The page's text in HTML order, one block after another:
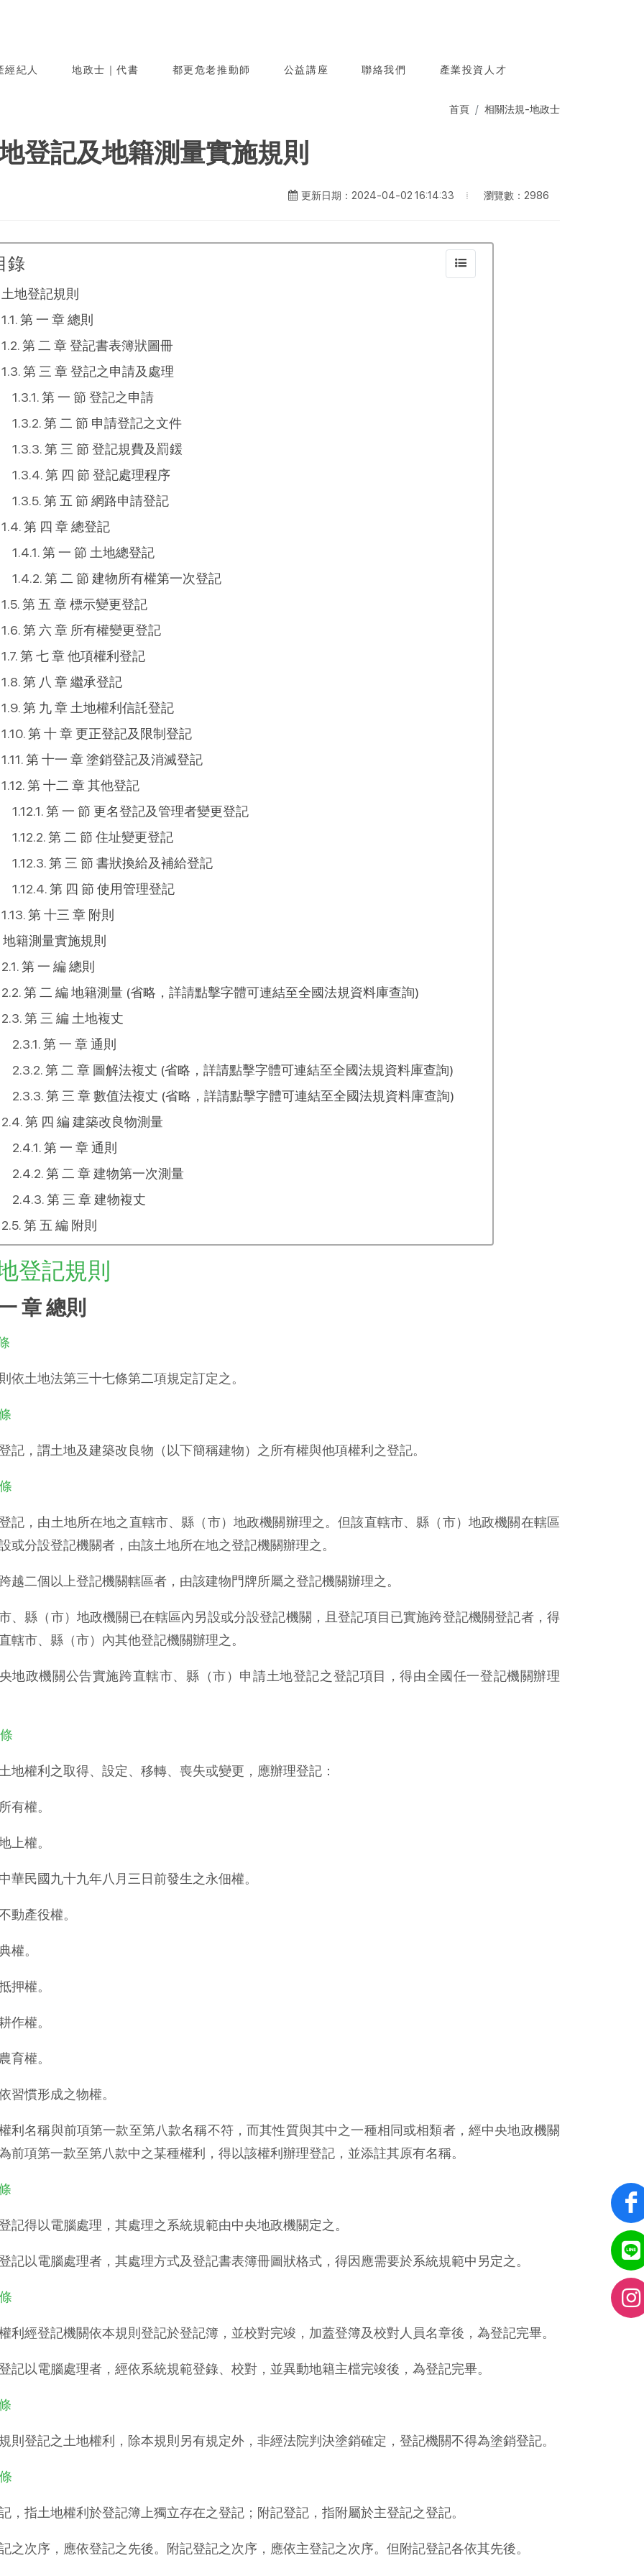
經紀人 地政士｜代書 都更危老推動師 公益講座 聯絡我們 產業投資人才
首頁 相關法規-地政士
登記及地籍測量實施規則
更新日期：2024-04-02 16:14:33 瀏覽數：2986
錄
土地登記規則
第 一 章 總則
第 二 章 登記書表簿狀圖冊
第 三 章 登記之申請及處理
第 一 節 登記之申請
第 二 節 申請登記之文件
第 三 節 登記規費及罰鍰
第 四 節 登記處理程序
第 五 節 網路申請登記
第 四 章 總登記
第 一 節 土地總登記
第 二 節 建物所有權第一次登記
第 五 章 標示變更登記
第 六 章 所有權變更登記
第 七 章 他項權利登記
第 八 章 繼承登記
第 九 章 土地權利信託登記
第 十 章 更正登記及限制登記
第 十一 章 塗銷登記及消滅登記
第 十二 章 其他登記
第 一 節 更名登記及管理者變更登記
第 二 節 住址變更登記
第 三 節 書狀換給及補給登記
第 四 節 使用管理登記
第 十三 章 附則
地籍測量實施規則
第 一 編 總則
第 二 編 地籍測量 (省略，詳請點擊字體可連結至全國法規資料庫查詢)
第 三 編 土地複丈
第 一 章 通則
第 二 章 圖解法複丈 (省略，詳請點擊字體可連結至全國法規資料庫查詢)
第 三 章 數值法複丈 (省略，詳請點擊字體可連結至全國法規資料庫查詢)
第 四 編 建築改良物測量
第 一 章 通則
第 二 章 建物第一次測量
第 三 章 建物複丈
第 五 編 附則
登記規則
章 總則
依土地法第三十七條第二項規定訂定之。
記，謂土地及建築改良物（以下簡稱建物）之所有權與他項權利之登記。
記，由土地所在地之直轄市、縣（市）地政機關辦理之。但該直轄市、縣（市）地政機關在轄區
或分設登記機關者，由該土地所在地之登記機關辦理之。
越二個以上登記機關轄區者，由該建物門牌所屬之登記機關辦理之。
、縣（市）地政機關已在轄區內另設或分設登記機關，且登記項目已實施跨登記機關登記者，得
轄市、縣（市）內其他登記機關辦理之。
地政機關公告實施跨直轄市、縣（市）申請土地登記之登記項目，得由全國任一登記機關辦理
地權利之取得、設定、移轉、喪失或變更，應辦理登記：
有權。
上權。
華民國九十九年八月三日前發生之永佃權。
動產役權。
權。
押權。
作權。
育權。
習慣形成之物權。
利名稱與前項第一款至第八款名稱不符，而其性質與其中之一種相同或相類者，經中央地政機關
前項第一款至第八款中之某種權利，得以該權利辦理登記，並添註其原有名稱。
記得以電腦處理，其處理之系統規範由中央地政機關定之。
記以電腦處理者，其處理方式及登記書表簿冊圖狀格式，得因應需要於系統規範中另定之。
利經登記機關依本規則登記於登記簿，並校對完竣，加蓋登簿及校對人員名章後，為登記完畢。
記以電腦處理者，經依系統規範登錄、校對，並異動地籍主檔完竣後，為登記完畢。
則登記之土地權利，除本規則另有規定外，非經法院判決塗銷確定，登記機關不得為塗銷登記。
，指土地權利於登記簿上獨立存在之登記；附記登記，指附屬於主登記之登記。
之次序，應依登記之先後。附記登記之次序，應依主登記之次序。但附記登記各依其先後。